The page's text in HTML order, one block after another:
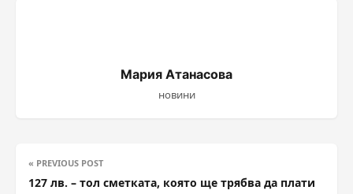
Мария Атанасова
новини
« PREVIOUS POST
127 лв. – тол сметката, която ще трябва да плати